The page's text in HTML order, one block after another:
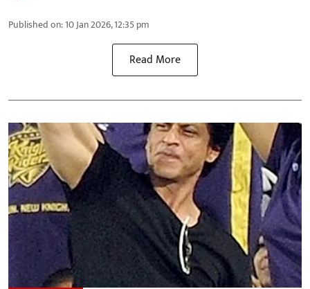
Published on:10 Jan 2026, 12:35 pm
Read More